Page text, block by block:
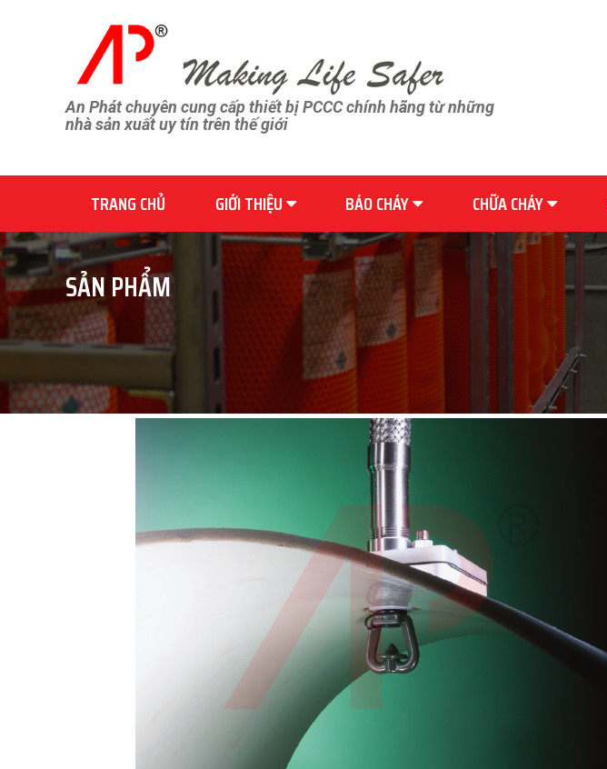
An Phát chuyên cung cấp thiết bị PCCC chính hãng từ những
nhà sản xuất uy tín trên thế giới
TRANG CHỦ GIỚI THIỆU BÁO CHÁY CHỮA CHÁY
SẢN PHẨM